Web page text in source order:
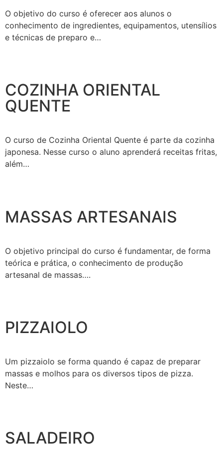
O objetivo do curso é oferecer aos alunos o
conhecimento de ingredientes, equipamentos, utensílios
e técnicas de preparo e…
COZINHA ORIENTAL
QUENTE
O curso de Cozinha Oriental Quente é parte da cozinha
japonesa. Nesse curso o aluno aprenderá receitas fritas,
além…
MASSAS ARTESANAIS
O objetivo principal do curso é fundamentar, de forma
teórica e prática, o conhecimento de produção
artesanal de massas….
PIZZAIOLO
Um pizzaiolo se forma quando é capaz de preparar
massas e molhos para os diversos tipos de pizza.
Neste…
SALADEIRO